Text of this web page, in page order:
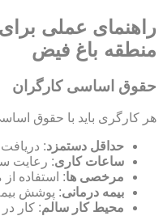
راهنمای عملی
منطقه باغ فیض
حقوق اساسی کارگران
هر کارگری باید با حقوق
حداقل دستمزد:
ساعات کاری: رعایت
مرخصی ها: استفاده
بیمه درمانی: پوشش
محیط کار سالم: کار